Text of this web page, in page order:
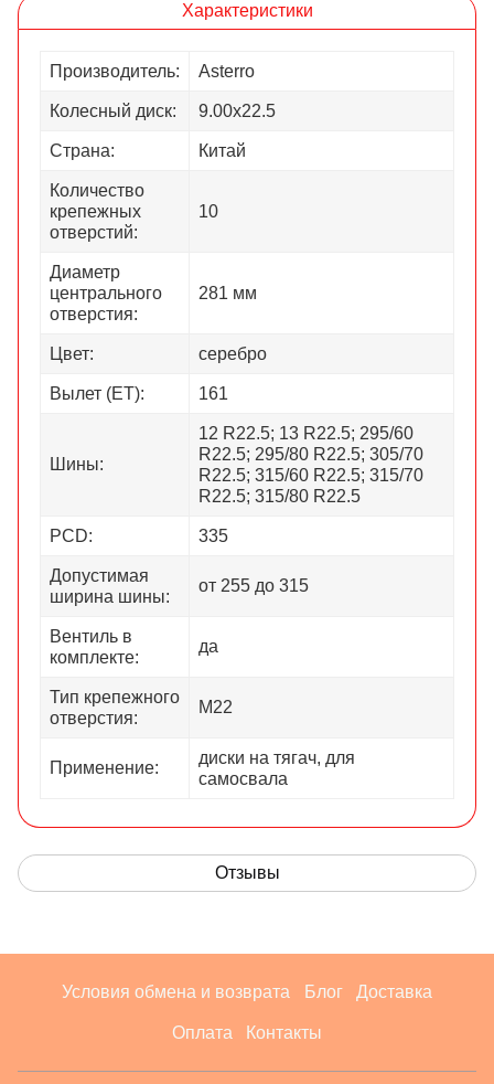
Характеристики
Производитель: Asterro
Колесный диск: 9.00х22.5
Страна: Китай
Количество
крепежных
отверстий:
10
Диаметр
центрального
отверстия:
281 мм
Цвет: серебро
Вылет (ЕТ): 161
Шины:
12 R22.5; 13 R22.5; 295/60
R22.5; 295/80 R22.5; 305/70
R22.5; 315/60 R22.5; 315/70
R22.5; 315/80 R22.5
PCD: 335
Допустимая
ширина шины:
от 255 до 315
Вентиль в
комплекте:
да
Тип крепежного
отверстия:
М22
Применение:
диски на тягач, для
самосвала
Отзывы
Условия обмена и возврата Блог Доставка
Оплата Контакты